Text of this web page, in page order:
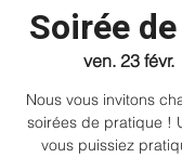
Soirée
ven. 23 févr.
Nous vous invitons
soirées de pratique !
vous puissiez